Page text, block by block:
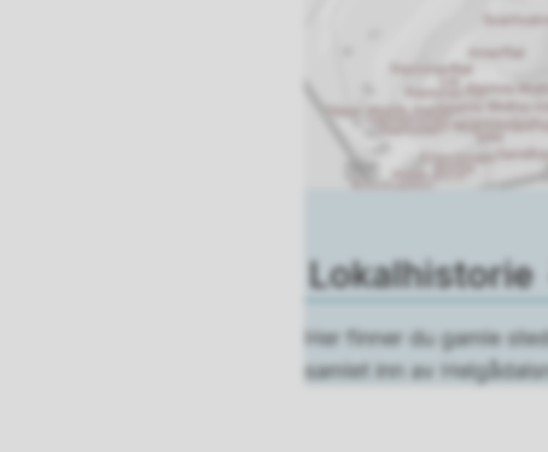
Lokalhistorie
Her finner du gamle
samlet inn av